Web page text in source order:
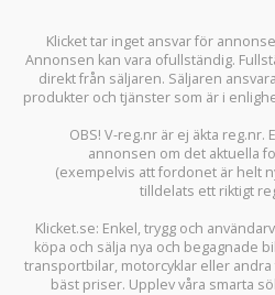
Klicket tar inget ansvar för
Annonsen kan vara ofullständig.
direkt från säljaren. Säljaren
produkter och tjänster som är i
OBS! V-reg.nr är ej äkta reg.nr.
annonsen om det aktuella
(exempelvis att fordonet är helt
tilldelats ett riktigt
Klicket.se: Enkel, trygg och
köpa och sälja nya och begagnade
transportbilar, motorcyklar eller
bäst priser. Upplev våra smarta